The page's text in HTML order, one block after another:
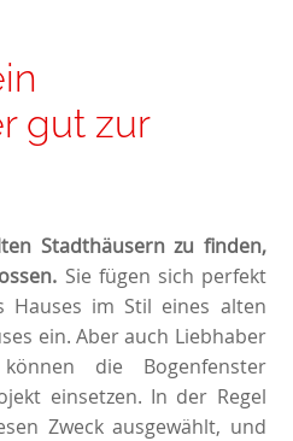
gut zur
Stadthäusern zu finden,
Sie fügen sich perfekt
Hauses im Stil eines alten
ein. Aber auch Liebhaber
die Bogenfenster
einsetzen. In der Regel
Zweck ausgewählt, und